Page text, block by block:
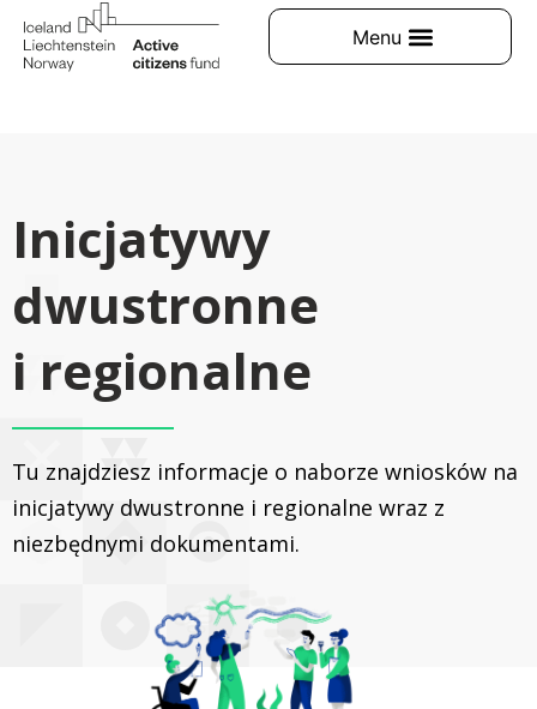
Inicjatywy
dwustronne
i regionalne
Tu znajdziesz informacje o naborze wniosków na
inicjatywy dwustronne i regionalne wraz z
niezbędnymi dokumentami.